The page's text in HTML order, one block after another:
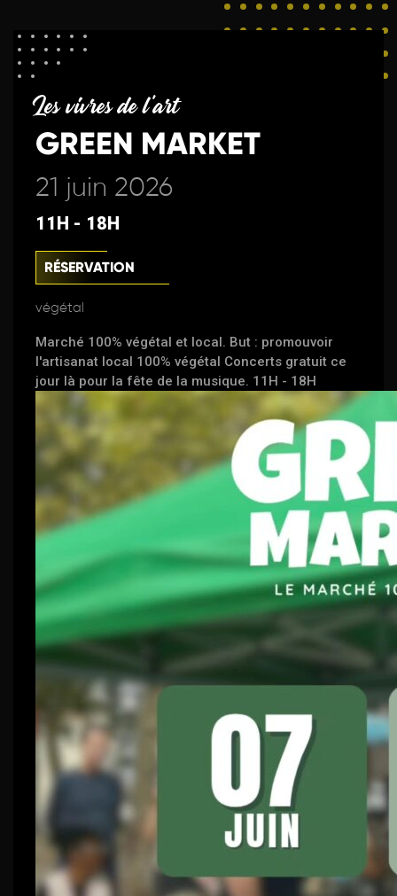
Les vivres de l'art
GREEN MARKET
21 juin 2026
11H - 18H
RÉSERVATION
végétal
Marché 100% végétal et local. But : promouvoir
l'artisanat local 100% végétal Concerts gratuit ce
jour là pour la fête de la musique. 11H - 18H